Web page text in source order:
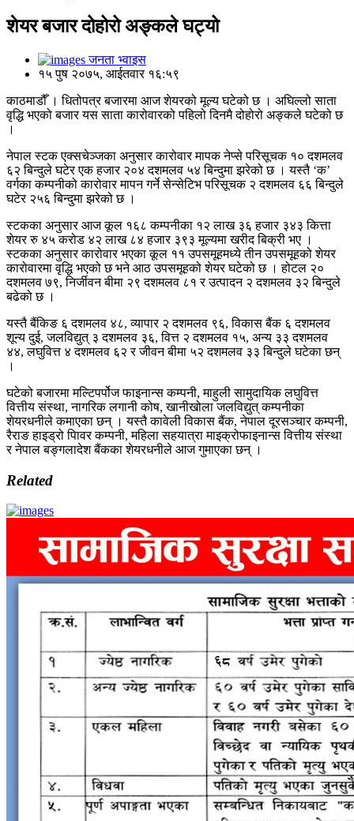
शेयर बजार दोहोरो अङ्कले घट्यो
जनता भ्वाइस
१५ पुष २०७५, आईतवार १६:५९
काठमाडौँ । धितोपत्र बजारमा आज शेयरको मूल्य घटेको छ । अघिल्लो साता
वृद्धि भएको बजार यस साता कारोवारको पहिलो दिनमै दोहोरो अङ्कले घटेको छ
।
नेपाल स्टक एक्सचेञ्जका अनुसार कारोवार मापक नेप्से परिसूचक १० दशमलव
६२ बिन्दुले घटेर एक हजार २०४ दशमलव ५४ बिन्दुमा झरेको छ । यस्तै ‘क’
वर्गका कम्पनीको कारोवार मापन गर्ने सेन्सेटिभ परिसूचक २ दशमलव ६६ बिन्दुले
घटेर २५६ बिन्दुमा झरेको छ ।
स्टकका अनुसार आज कूल १६८ कम्पनीका १२ लाख ३६ हजार ३४३ कित्ता
शेयर रु ४५ करोड ४२ लाख ८४ हजार ३९३ मूल्यमा खरीद बिक्री भए ।
स्टकका अनुसार कारोवार भएका कूल ११ उपसमूहमध्ये तीन उपसमूहको शेयर
कारोवारमा वृद्धि भएको छ भने आठ उपसमूहको शेयर घटेको छ । होटल २०
दशमलव ७९, निर्जीवन बीमा २९ दशमलव ८१ र उत्पादन २ दशमलव ३२ बिन्दुले
बढेको छ ।
यस्तै बैंकिङ ६ दशमलव ४८, व्यापार २ दशमलव ९६, विकास बैंक ६ दशमलव
शून्य दुई, जलविद्युत् ३ दशमलव ३६, वित्त २ दशमलव १५, अन्य ३३ दशमलव
४४, लघुवित्त ४ दशमलव ६२ र जीवन बीमा ५२ दशमलव ३३ बिन्दुले घटेका छन्
।
घटेको बजारमा मल्टिपर्पोज फाइनान्स कम्पनी, माहुली सामुदायिक लघुवित्त
वित्तीय संस्था, नागरिक लगानी कोष, खानीखोला जलविद्युत् कम्पनीका
शेयरधनीले कमाएका छन् । यस्तै कावेली विकास बैंक, नेपाल दूरसञ्चार कम्पनी,
रैराङ हाइड्रो पािवर कम्पनी, महिला सहयात्रा माइक्रोफाइनान्स वित्तीय संस्था
र नेपाल बङ्गलादेश बैंकका शेयरधनीले आज गुमाएका छन् ।
Related